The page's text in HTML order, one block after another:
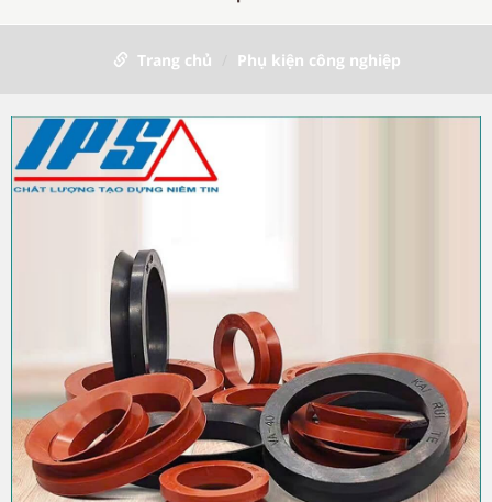
Trang chủ Phụ kiện công nghiệp